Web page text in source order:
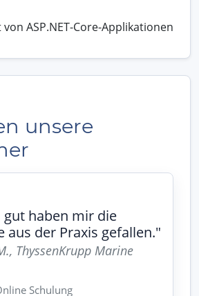
ASP.NET-Core-Applikationen
unsere
gut haben mir die
aus der Praxis gefallen."
ThyssenKrupp Marine
Schulung